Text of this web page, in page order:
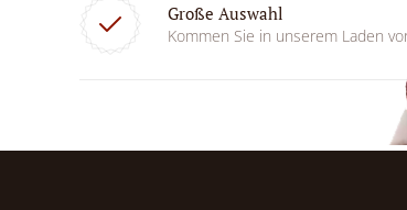
Große Auswahl
Kommen Sie in unserem Laden